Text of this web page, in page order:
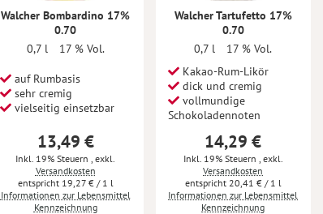
Walcher Bombardino 17%
0.70
0,7 l
17 % Vol.
auf Rumbasis
sehr cremig
vielseitig einsetzbar
13,49 €
Inkl. 19% Steuern
exkl.
Versandkosten
19,27 € / 1 l
Informationen zur Lebensmittel
Kennzeichnung
Walcher Tartufetto 17%
0.70
0,7 l
17 % Vol.
Kakao-Rum-Likör
dick und cremig
vollmundige
Schokoladennoten
14,29 €
Inkl. 19% Steuern exkl.
Versandkosten
20,41 € / 1 l
Informationen zur Lebensmittel
Kennzeichnung